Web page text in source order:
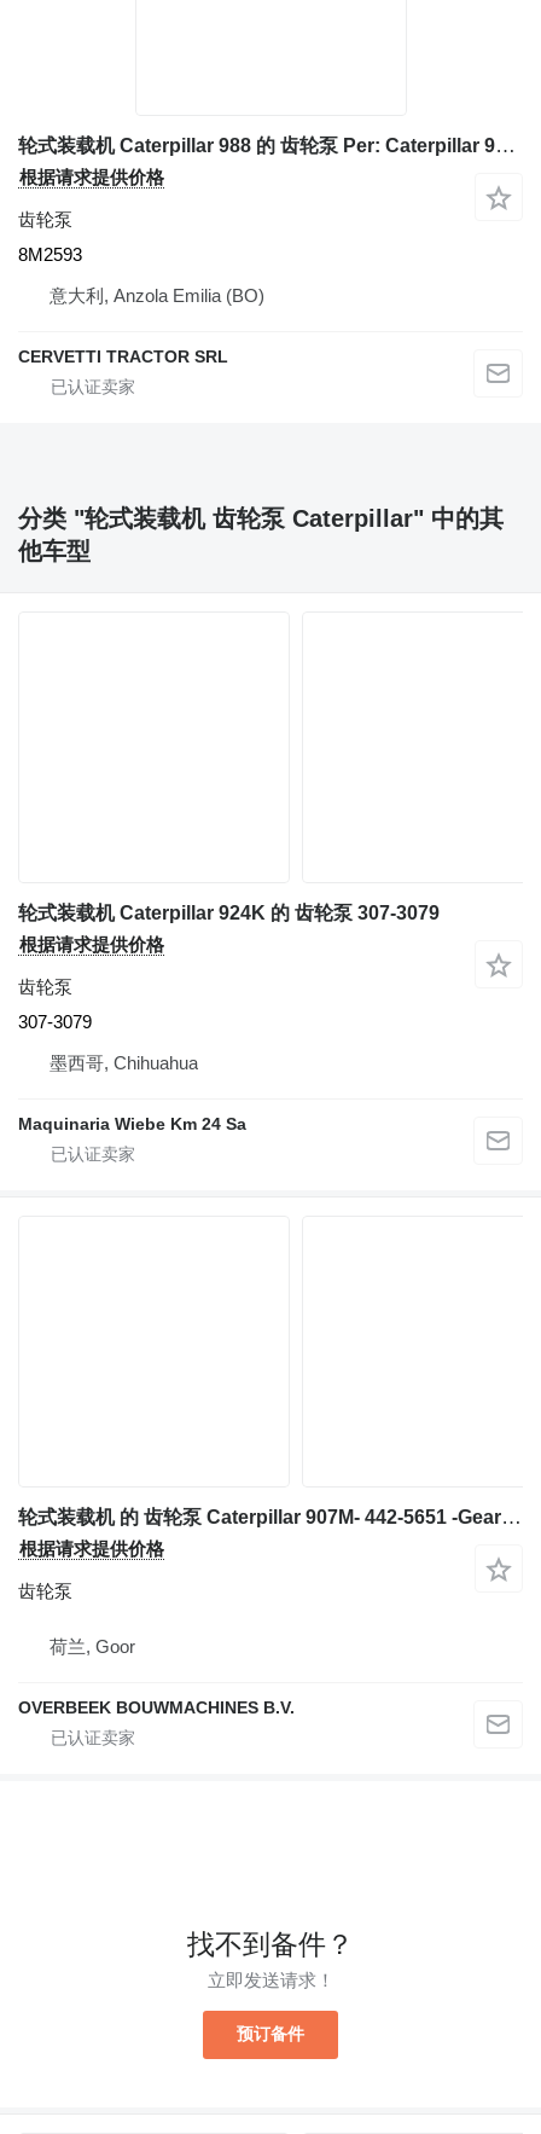
轮式装载机 Caterpillar 988 的 齿轮泵 Per: Caterpillar 988 Pompa Idraulic 8M2593
根据请求提供价格
齿轮泵
8M2593
意大利, Anzola Emilia (BO)
CERVETTI TRACTOR SRL
分类 "轮式装载机 齿轮泵 Caterpillar" 中的其
他车型
轮式装载机 Caterpillar 924K 的 齿轮泵 307-3079
根据请求提供价格
齿轮泵
307-3079
墨西哥, Chihuahua
Maquinaria Wiebe Km 24 Sa
轮式装载机 的 齿轮泵 Caterpillar 907M- 442-5651 -Gearpump/Zahnradpumpe/Tandwielpomp
根据请求提供价格
齿轮泵
荷兰, Goor
OVERBEEK BOUWMACHINES B.V.
找不到备件？
立即发送请求！
预订备件